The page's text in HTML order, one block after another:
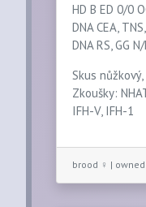
HD B ED 0/0
DNA CEA,
DNA RS, GG N/
Skus
Zkoušky:
IFH-V, IFH-1
brood ♀ |